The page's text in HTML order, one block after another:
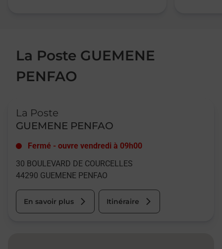
La Poste GUEMENE
PENFAO
La Poste
GUEMENE PENFAO
Fermé - ouvre vendredi à 09h00
30 BOULEVARD DE COURCELLES
44290 GUEMENE PENFAO
En savoir plus Itinéraire